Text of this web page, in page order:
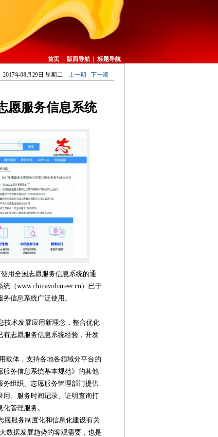
首页 版面导航 标题导航
第08版
封面报道
封面报道
2017年08月29日 星期二 上一期 下一期
愿服务信息系统
用全国志愿服务信息系统的通
（www.chinavolunteer.cn）已于
信息系统广泛使用。
术发展应用新理念，整合优化
有志愿服务信息系统经验，开发
体，支持各地各领域分平台的
服务信息系统基本规范》的其他
务组织、志愿服务管理部门提供
用、服务时间记录、证明查询打
管理服务。
服务制度化和信息化建设有关
数据发展趋势的客观需要，也是